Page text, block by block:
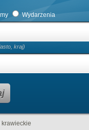
Wydarzenia
kraj)